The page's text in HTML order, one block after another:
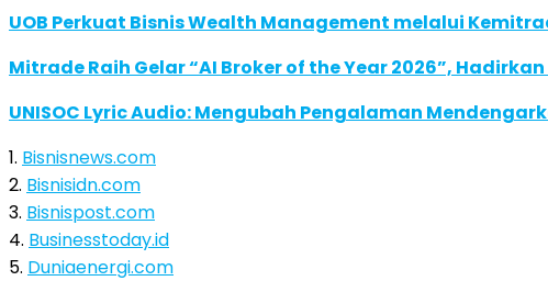
UOB Perkuat Bisnis Wealth Management melalui
Mitrade Raih Gelar “AI Broker of the Year 2026”,
UNISOC Lyric Audio: Mengubah Pengalaman
1. Bisnisnews.com
2. Bisnisidn.com
3. Bisnispost.com
4. Businesstoday.id
5. Duniaenergi.com